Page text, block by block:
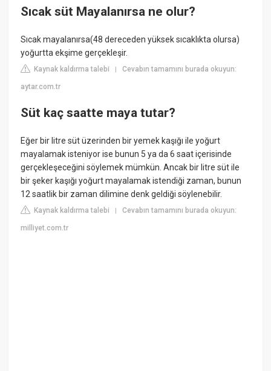
Sıcak süt Mayalanırsa ne olur?
Sıcak mayalanırsa(48 dereceden yüksek sıcaklıkta olursa)
yoğurtta ekşime gerçekleşir.
Kaynak kaldırma talebi |Cevabın tamamını burada okuyun:
aytar.com.tr
Süt kaç saatte maya tutar?
Eğer bir litre süt üzerinden bir yemek kaşığı ile yoğurt
mayalamak isteniyor ise bunun 5 ya da 6 saat içerisinde
gerçekleşeceğini söylemek mümkün. Ancak bir litre süt ile
bir şeker kaşığı yoğurt mayalamak istendiği zaman, bunun
12 saatlik bir zaman dilimine denk geldiği söylenebilir.
Kaynak kaldırma talebi |Cevabın tamamını burada okuyun:
milliyet.com.tr